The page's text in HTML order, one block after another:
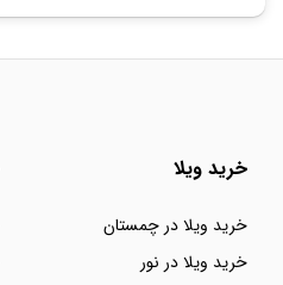
خرید ویلا
خرید ویلا در چمستان
خرید ویلا در نور